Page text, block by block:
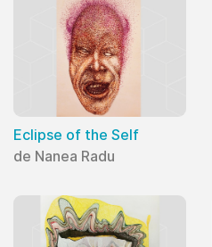
Eclipse of the Self
de Nanea Radu